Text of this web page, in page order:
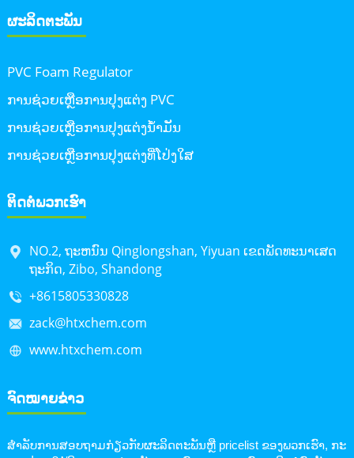
ຜະລິດຕະພັນ
PVC Foam Regulator
ການຊ່ວຍເຫຼືອການປຸງແຕ່ງ PVC
ການຊ່ວຍເຫຼືອການປຸງແຕ່ງນໍ້າມັນ
ການ​ຊ່ວຍ​ເຫຼືອ​ການ​ປຸງ​ແຕ່ງ​ທີ່​ໂປ່ງ​ໃສ​
ຕິດຕໍ່ພວກເຮົາ
NO.2​, ຖະ​ຫນົນ Qinglongshan​, Yiyuan ເຂດ​ພັດ​ທະ​ນາ​ເສດ​
ຖະ​ກິດ​, Zibo​, Shandong​
+8615805330828
zack@htxchem.com
www.htxchem.com
ຈົດໝາຍຂ່າວ
ສໍາ​ລັບ​ການ​ສອບ​ຖາມ​ກ່ຽວ​ກັບ​ຜະ​ລິດ​ຕະ​ພັນ​ຫຼື pricelist ຂອງ​ພວກ​ເຮົາ​, ກະ​